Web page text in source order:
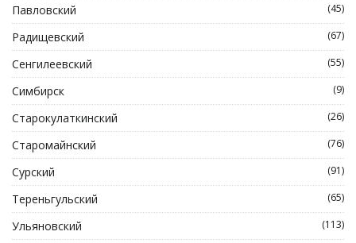
Павловский (45)
Радищевский (67)
Сенгилеевский (55)
Симбирск (9)
Старокулаткинский (26)
Старомайнский (76)
Сурский (91)
Тереньгульский (65)
Ульяновский (113)